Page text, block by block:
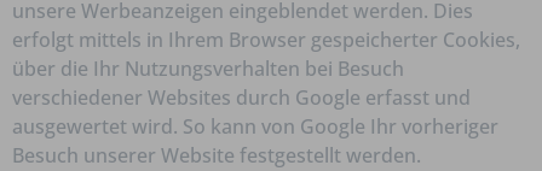
unsere Werbeanzeigen eingeblendet werden. Dies
erfolgt mittels in Ihrem Browser gespeicherter Cookies,
über die Ihr Nutzungsverhalten bei Besuch
verschiedener Websites durch Google erfasst und
ausgewertet wird. So kann von Google Ihr vorheriger
Besuch unserer Website festgestellt werden.